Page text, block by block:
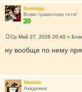
н
и
е
Suwolga
Всяко грамотная тетя!
о
н
и
е
Ср Май 27, 2026 20:40 »
ну вообще по нему
Matilda
Академик